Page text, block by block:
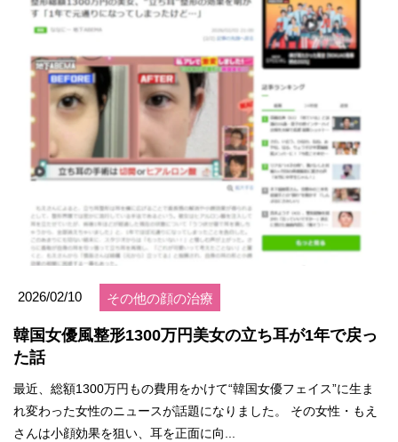
2026/02/10 その他の顔の治療
韓国女優風整形1300万円美女の立ち耳が1年で戻っ
た話
最近、総額1300万円もの費用をかけて“韓国女優フェイス”に生ま
れ変わった女性のニュースが話題になりました。 その女性・もえ
さんは小顔効果を狙い、耳を正面に向...